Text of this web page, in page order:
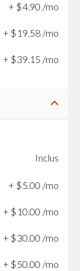
+ $4.90 /mo
+ $ 19.58 /mo
+ $39 15 /mo
Inclus
+ $5.00 /mo
+ $ 10.00 /mo
+ $30 00 /mo
+ $50 00 /mo